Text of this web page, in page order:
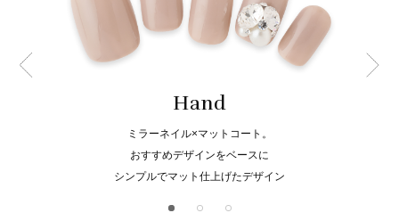
Hand
ミラーネイル×マットコート。
おすすめデザインをベースに
シンプルでマット仕上げたデザイン